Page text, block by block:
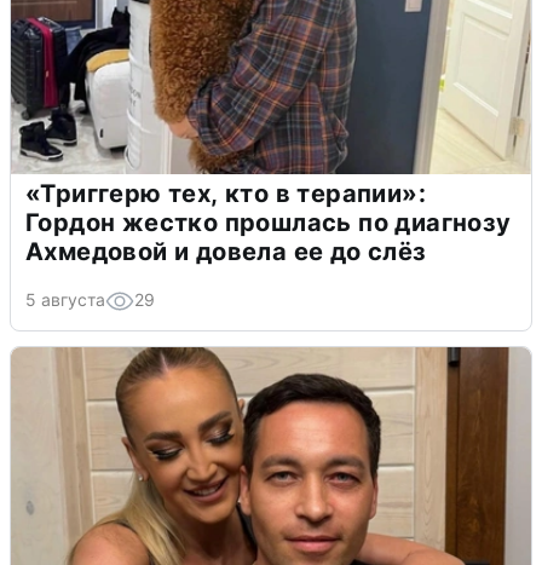
«Триггерю тех, кто в терапии»:
Гордон жестко прошлась по диагнозу
Ахмедовой и довела ее до слёз
5 августа 29